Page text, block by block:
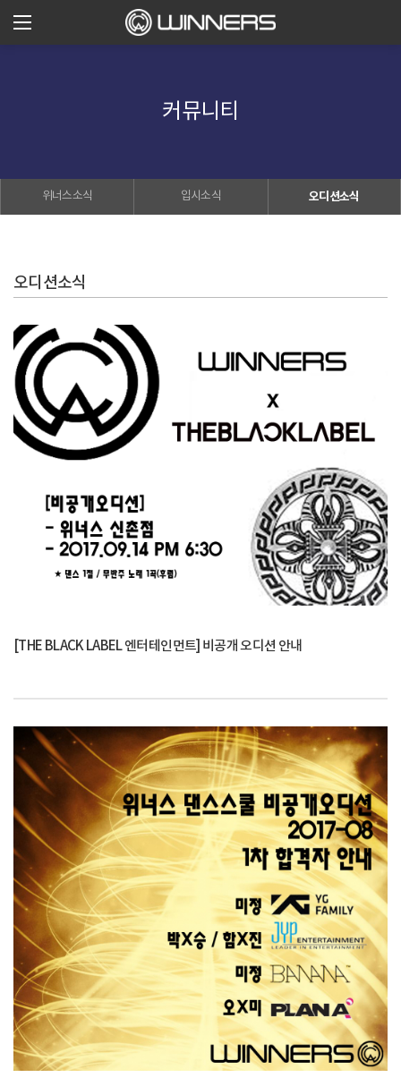
커뮤니티
위너스소식 입시소식 오디션소식
오디션소식
[THE BLACK LABEL 엔터테인먼트] 비공개 오디션 안내